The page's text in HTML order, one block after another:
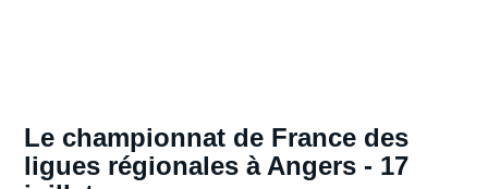
Le championnat de France des
ligues régionales à Angers - 17